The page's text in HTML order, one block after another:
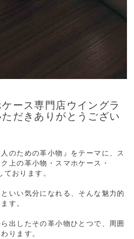
ケース専門店ウイングラ
だきありがとうござい
のための革小物』をテーマに、ス
上の革小物・スマホケース・
おります。
いい気分になれる、そんな魅力的
す。
出したその革小物ひとつで、周囲
ります。